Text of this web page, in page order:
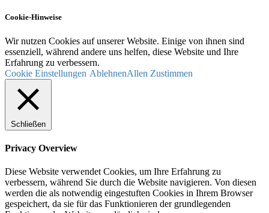
Cookie-Hinweise
Wir nutzen Cookies auf unserer Website. Einige von ihnen sind
essenziell, während andere uns helfen, diese Website und Ihre
Erfahrung zu verbessern.
Cookie Einstellungen AblehnenAllen Zustimmen
Schließen
Privacy Overview
Diese Website verwendet Cookies, um Ihre Erfahrung zu
verbessern, während Sie durch die Website navigieren. Von diesen
werden die als notwendig eingestuften Cookies in Ihrem Browser
gespeichert, da sie für das Funktionieren der grundlegenden